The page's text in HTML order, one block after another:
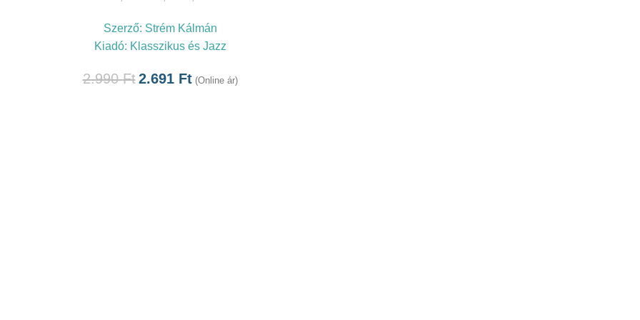
Szerző: Strém Kálmán
Kiadó: Klasszikus és Jazz
2.990Ft 2.691 Ft (Online ár)